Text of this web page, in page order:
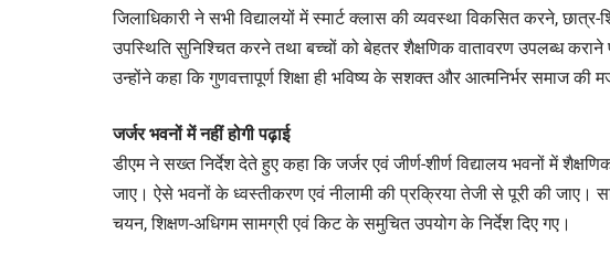
जिलाधिकारी ने सभी विद्यालयों में स्मार्ट क्लास की व्यवस्था विकसित करने, छात्र-
उपस्थिति सुनिश्चित करने तथा बच्चों को बेहतर शैक्षणिक वातावरण उपलब्ध कराने
उन्होंने कहा कि गुणवत्तापूर्ण शिक्षा ही भविष्य के सशक्त और आत्मनिर्भर समाज की
जर्जर भवनों में नहीं होगी पढ़ाई
डीएम ने सख्त निर्देश देते हुए कहा कि जर्जर एवं जीर्ण-शीर्ण विद्यालय भवनों में
जाए। ऐसे भवनों के ध्वस्तीकरण एवं नीलामी की प्रक्रिया तेजी से पूरी की जाए।
चयन, शिक्षण-अधिगम सामग्री एवं किट के समुचित उपयोग के निर्देश दिए गए।